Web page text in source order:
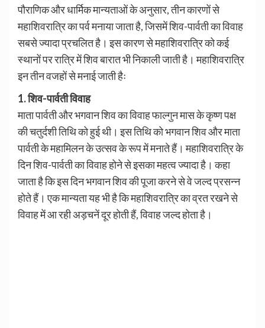
पौराणिक और धार्मिक मान्यताओं के अनुसार, तीन कारणों से
महाशिवरात्रि का पर्व मनाया जाता है, जिसमें शिव-पार्वती का विवाह
सबसे ज्यादा प्रचलित है। इस कारण से महाशिवरात्रि को कई
स्थानों पर रात्रि में शिव बारात भी निकाली जाती है। महाशिवरात्रि
इन तीन वजहों से मनाई जाती हैः
1. शिव-पार्वती विवाह
माता पार्वती और भगवान शिव का विवाह फाल्गुन मास के कृष्ण पक्ष
की चतुर्दशी तिथि को हुई थी। इस तिथि को भगवान शिव और माता
पार्वती के महामिलन के उत्सव के रूप में मनाते हैं। महाशिवरात्रि के
दिन शिव-पार्वती का विवाह होने से इसका महत्व ज्यादा है। कहा
जाता है कि इस दिन भगवान शिव की पूजा करने से वे जल्द प्रसन्न
होते हैं। एक मान्यता यह भी है कि महाशिवरात्रि का व्रत रखने से
विवाह में आ रही अड़चनें दूर होती हैं, विवाह जल्द होता है।